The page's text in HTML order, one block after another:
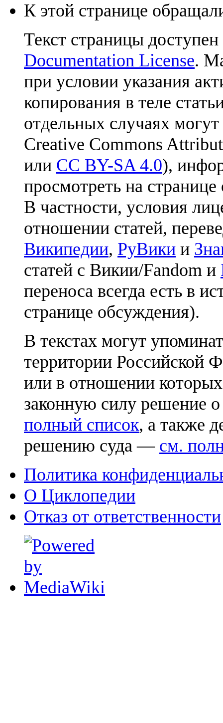
К этой странице
Текст страницы
Documentation License.
при условии указания
копирования в теле
отдельных случаях
Creative Commons
или CC BY-SA 4.0),
просмотреть на
В частности, условия
отношении статей,
Википедии, РуВики и
статей с Викии/Fandom и
переноса всегда есть в
странице обсуждения).
В текстах могут
территории Российской
или в отношении
законную силу решение
полный список, а также
решению суда — см.
Политика
О Циклопедии
Отказ от ответственности